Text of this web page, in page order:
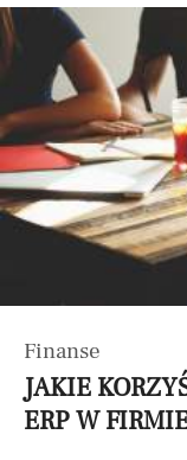
Finanse
JAKIE
ERP W